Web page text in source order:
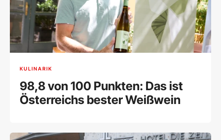
KULINARIK
98,8 von 100 Punkten: Das ist
Österreichs bester Weißwein